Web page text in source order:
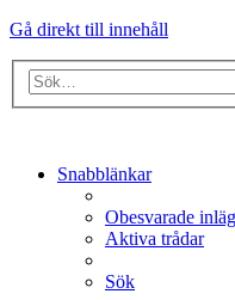
Gå direkt till innehåll
Snabblänkar
Obesvarade
Aktiva trådar
Sök